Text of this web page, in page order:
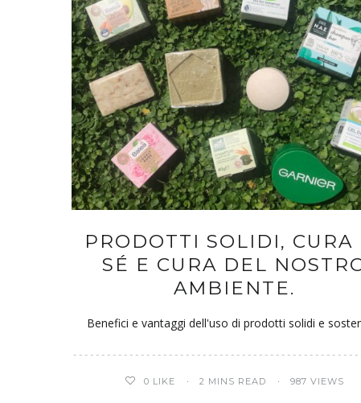
PRODOTTI SOLIDI, CURA
SÉ E CURA DEL
AMBIENTE.
Benefici e vantaggi dell'uso di prodotti solidi e
0 LIKE 2 MINS READ 987 VIEWS